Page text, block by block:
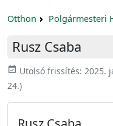
Otthon Polgármesteri
Rusz Csaba
event_available Utolsó frissítés: 2025.
24.)